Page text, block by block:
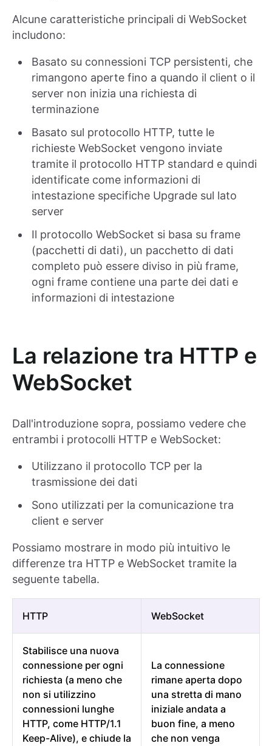
Alcune caratteristiche principali di WebSocket
includono:
Basato su connessioni TCP persistenti, che
rimangono aperte fino a quando il client o il
server non inizia una richiesta di
terminazione
Basato sul protocollo HTTP, tutte le
richieste WebSocket vengono inviate
tramite il protocollo HTTP standard e quindi
identificate come informazioni di
intestazione specifiche Upgrade sul lato
server
Il protocollo WebSocket si basa su frame
(pacchetti di dati), un pacchetto di dati
completo può essere diviso in più frame,
ogni frame contiene una parte dei dati e
informazioni di intestazione
La relazione tra HTTP e
WebSocket
Dall'introduzione sopra, possiamo vedere che
entrambi i protocolli HTTP e WebSocket:
Utilizzano il protocollo TCP per la
trasmissione dei dati
Sono utilizzati per la comunicazione tra
client e server
Possiamo mostrare in modo più intuitivo le
differenze tra HTTP e WebSocket tramite la
seguente tabella.
HTTP WebSocket
Stabilisce una nuova
connessione per ogni
richiesta (a meno che
non si utilizzino
connessioni lunghe
HTTP, come HTTP/1.1
Keep-Alive), e chiude la
La connessione
rimane aperta dopo
una stretta di mano
iniziale andata a
buon fine, a meno
che non venga